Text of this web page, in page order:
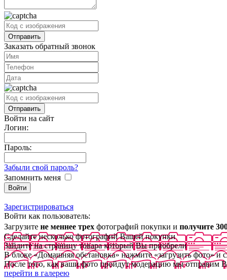
Заказать обратный звонок
Войти на сайт
Логин:
Пароль:
Забыли свой пароль?
Запомнить меня
Зарегистрироваться
Войти как пользователь:
Загрузите не меннее трех фотографий покупки и получите
Сделайте несколько фотографий Вашей покупки
Зайдите на страницу товара который Вы приобрели
В блоке «Домашняя обстановка» нажмите «загрузить фото» и
После того, как ваши фото пройдут модерацию мы отправим
перейти в галерею